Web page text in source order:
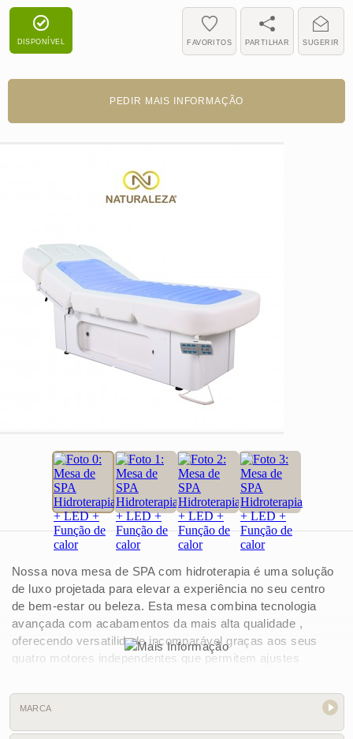
DISPONÍVEL SUGERIR
PARTILHAR
FAVORITOS
PEDIR MAIS INFORMAÇÃO
Nossa nova mesa de SPA com hidroterapia é uma solução
de luxo projetada para elevar a experiência no seu centro
de bem-estar ou beleza. Esta mesa combina tecnologia
avançada com acabamentos da mais alta qualidade ,
oferecendo versatilidade incomparável graças aos seus
quatro motores independentes que permitem ajustes
Incorpora um sistema de aquecimento integrado com dois
níveis de ajuste através do controle remoto, garantindo uma
temperatura ideal para o bem-estar contínuo do cliente. Sua
MARCA